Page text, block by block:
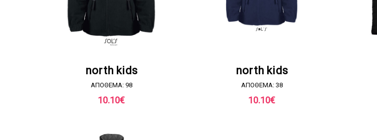
ΖΗΤΗΣΤΕ ΠΡΟΣΦΟΡΑ
north kids
ΑΠΟΘΕΜΑ: 98
10.10€
ΖΗΤΗΣΤΕ ΠΡΟΣΦΟΡΑ
north kids
ΑΠΟΘΕΜΑ: 38
10.10€